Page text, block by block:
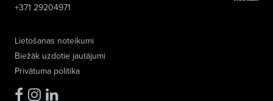
Lietošanas noteikumi
Biežāk uzdotie jautājumi
Privātuma politika
+371 29204971